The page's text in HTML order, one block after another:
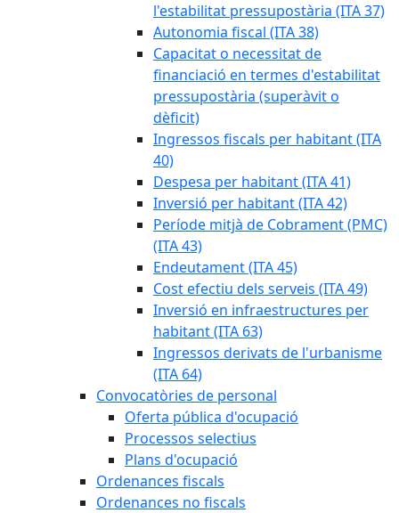
l'estabilitat pressupostària (ITA 37)
Autonomia fiscal (ITA 38)
Capacitat o necessitat de
financiació en termes d'estabilitat
pressupostària (superàvit o
dèficit)
Ingressos fiscals per habitant (ITA
40)
Despesa per habitant (ITA 41)
Inversió per habitant (ITA 42)
Període mitjà de Cobrament (PMC)
(ITA 43)
Endeutament (ITA 45)
Cost efectiu dels serveis (ITA 49)
Inversió en infraestructures per
habitant (ITA 63)
Ingressos derivats de l'urbanisme
(ITA 64)
Convocatòries de personal
Oferta pública d'ocupació
Processos selectius
Plans d'ocupació
Ordenances fiscals
Ordenances no fiscals